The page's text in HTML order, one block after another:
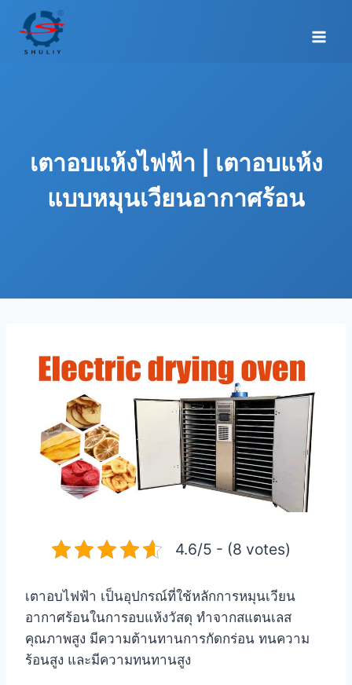
content
เตาอบแห้งไฟฟ้า | เตาอบแห้ง
แบบหมุนเวียนอากาศร้อน
4.6/5 - (8 votes)
เตาอบไฟฟ้า เป็นอุปกรณ์ที่ใช้หลักการหมุนเวียน
อากาศร้อนในการอบแห้งวัสดุ ทำจากสแตนเลส
คุณภาพสูง มีความต้านทานการกัดกร่อน ทนความ
ร้อนสูง และมีความทนทานสูง